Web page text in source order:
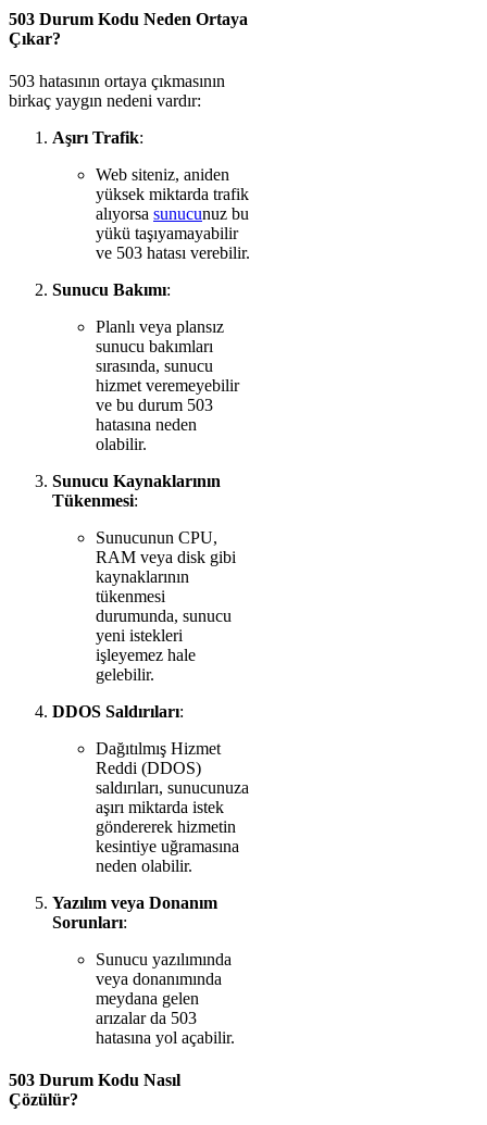
503 Durum Kodu Neden Ortaya
Çıkar?
503 hatasının ortaya çıkmasının
birkaç yaygın nedeni vardır:
Aşırı Trafik:
Web siteniz, aniden
yüksek miktarda trafik
alıyorsa sunucunuz bu
yükü taşıyamayabilir
ve 503 hatası verebilir.
Sunucu Bakımı:
Planlı veya plansız
sunucu bakımları
sırasında, sunucu
hizmet veremeyebilir
ve bu durum 503
hatasına neden
olabilir.
Sunucu Kaynaklarının
Tükenmesi:
Sunucunun CPU,
RAM veya disk gibi
kaynaklarının
tükenmesi
durumunda, sunucu
yeni istekleri
işleyemez hale
gelebilir.
DDOS Saldırıları:
Dağıtılmış Hizmet
Reddi (DDOS)
saldırıları, sunucunuza
aşırı miktarda istek
göndererek hizmetin
kesintiye uğramasına
neden olabilir.
Yazılım veya Donanım
Sorunları:
Sunucu yazılımında
veya donanımında
meydana gelen
arızalar da 503
hatasına yol açabilir.
503 Durum Kodu Nasıl
Çözülür?